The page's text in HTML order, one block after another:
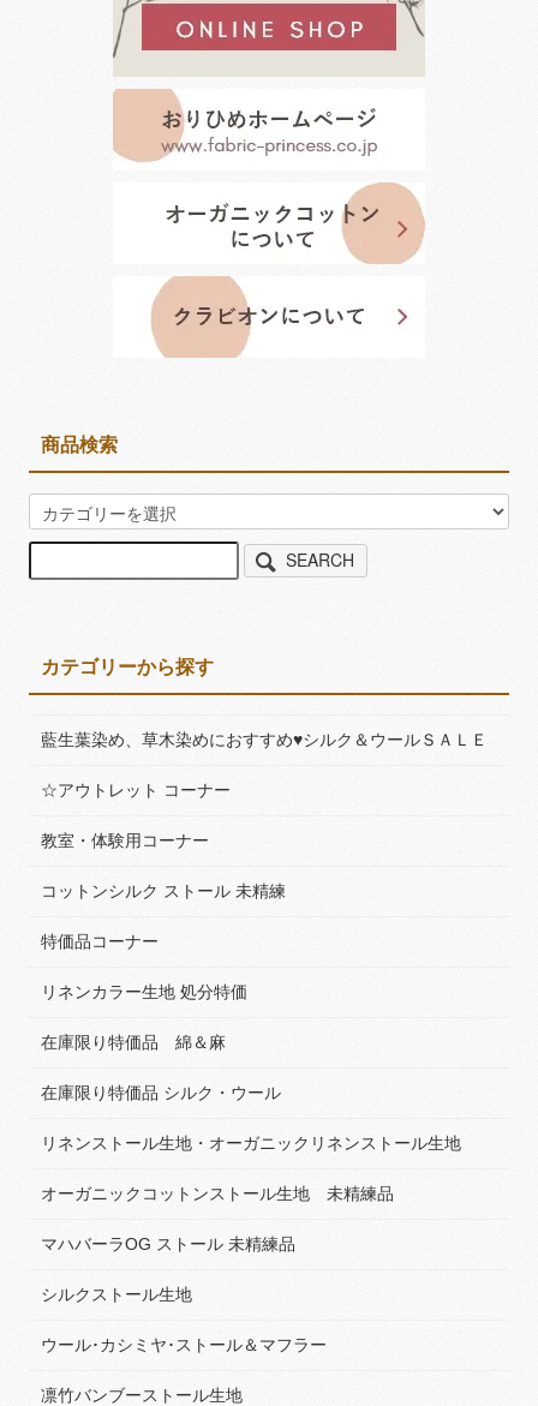
商品検索
SEARCH
カテゴリーから探す
藍生葉染め、草木染めにおすすめ♥シルク＆ウールＳＡＬＥ
☆アウトレット コーナー
教室・体験用コーナー
コットンシルク ストール 未精練
特価品コーナー
リネンカラー生地 処分特価
在庫限り特価品 綿＆麻
在庫限り特価品 シルク・ウール
リネンストール生地・オーガニックリネンストール生地
オーガニックコットンストール生地 未精練品
マハバーラOG ストール 未精練品
シルクストール生地
ウール･カシミヤ･ストール＆マフラー
凛竹バンブーストール生地